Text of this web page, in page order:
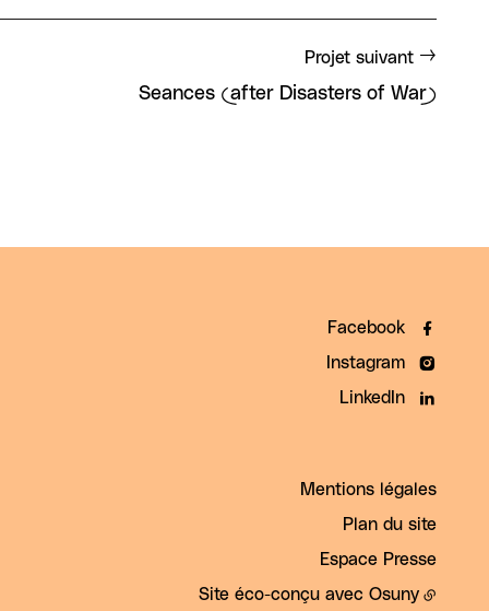
Projet suivant
Seances (after Disasters of War)
Facebook
Instagram
LinkedIn
Mentions légales
Plan du site
Espace Presse
Site éco-conçu avec Osuny